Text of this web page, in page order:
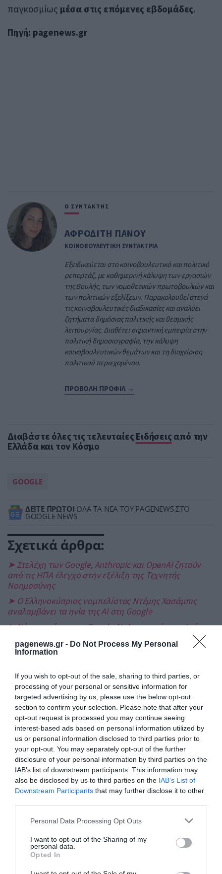
pagenews.gr - Do Not Process My Personal
Information
If you wish to opt-out of the sale, sharing to third parties, or
processing of your personal or sensitive information for
targeted advertising by us, please use the below opt-out
section to confirm your selection. Please note that after your
opt-out request is processed you may continue seeing
interest-based ads based on personal information utilized by
us or personal information disclosed to third parties prior to
your opt-out. You may separately opt-out of the further
disclosure of your personal information by third parties on the
IAB’s list of downstream participants. This information may
also be disclosed by us to third parties on the IAB’s List of
Downstream Participants that may further disclose it to other
Please note that this website/app uses one or more Google
not limited to your visit or usage behaviour. You may click to
grant or deny consent to Google and its third-party tags to
use your data for below specified purposes in below Google
consent section.
Personal Data Processing Opt Outs
I want to opt-out of the Sharing of my
personal data.
Opted In
παγκοσμίως μέσα στις επόμενες εβδομάδες.
Πηγή: pagenews.gr
Ο ΣΥΝΤΑΚΤΗΣ
ΑΦΡΟΔΙΤΗ ΠΑΝΟΥ
ΚΟΙΝΟΒΟΥΛΕΥΤΙΚΗ ΣΥΝΤΑΚΤΡΙΑ
Εξειδικεύεται στο κοινοβουλευτικό και πολιτικό
ρεπορτάζ, με καθημερινή κάλυψη των εργασιών
της Βουλής, των νομοθετικών πρωτοβουλιών και
των πολιτικών εξελίξεων. Παρακολουθεί στενά
τις κοινοβουλευτικές διαδικασίες και αναλύει
ζητήματα δημόσιας πολιτικής και θεσμικής
λειτουργίας. Διαθέτει σημαντική εμπειρία στην
πολιτική δημοσιογραφία, την κάλυψη
κοινοβουλευτικών θεμάτων και τη διαχείριση
πολιτικού περιεχομένου.
ΠΡΟΒΟΛΗ ΠΡΟΦΙΛ →
Διαβάστε όλες τις τελευταίες Ειδήσεις από την
Ελλάδα και τον Κόσμο
GOOGLE
ΔΕΙΤΕ ΠΡΩΤΟΙ ΟΛΑ ΤΑ ΝΕΑ ΤΟΥ PAGENEWS ΣΤΟ
GOOGLE NEWS
Σχετικά άρθρα:
➤ Στελέχη των Google, Anthropic και OpenAI ζητούν
από τις ΗΠΑ έλεγχο στην εξέλιξη της Τεχνητής
Νοημοσύνης
➤ Ο Ελληνοκύπριος νομπελίστας Ντέμης Χασάμπις
αναλαμβάνει τα ηνία της AI στη Google
➤ Νέα εποχή για την Google AI: Aποχωρεί κορυφαίος
ερευνητής – O Ντέμης Χασάμπης σε θέση προέδρου
➤ Βρυξέλλες: «Καμπάνα» 890 εκατ. ευρώ στη Google –
➤ Alphabet: Άλμα 24% στα έσοδα – Στα 119,8 δισ.
δολάρια το δεύτερο τρίμηνο
➤ Κομισιόν: Πρόστιμο-μαμούθ έως 1 δισ. ευρώ
ετοιμάζεται για τη Google